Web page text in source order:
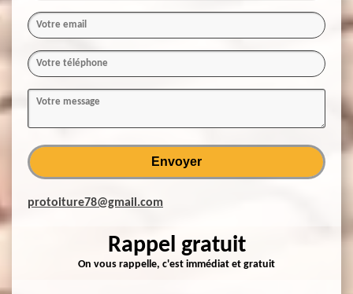
protoiture78@gmail.com
Rappel gratuit
On vous rappelle, c'est immédiat et gratuit